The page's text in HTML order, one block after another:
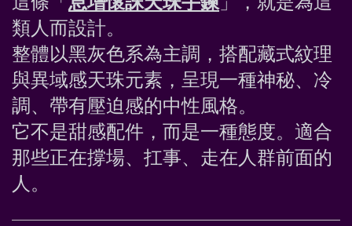
類人而設計。
整體以黑灰色系為主調，搭配藏式紋理
與異域感天珠元素，呈現一種神秘、冷
調、帶有壓迫感的中性風格。
它不是甜感配件，而是一種態度。適合
那些正在撐場、扛事、走在人群前面的
人。